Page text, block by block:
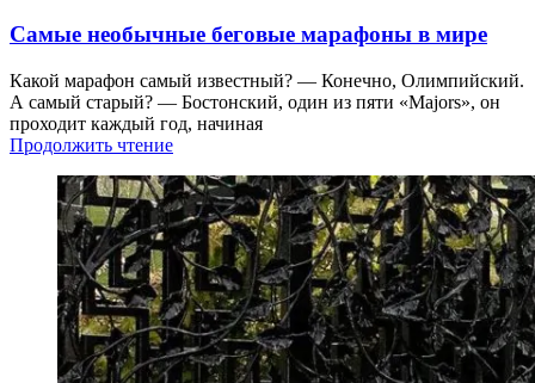
Самые необычные беговые марафоны в мире
Какой марафон самый известный? — Конечно, Олимпийский.
А самый старый? — Бостонский, один из пяти «Majors», он
проходит каждый год, начиная
Продолжить чтение